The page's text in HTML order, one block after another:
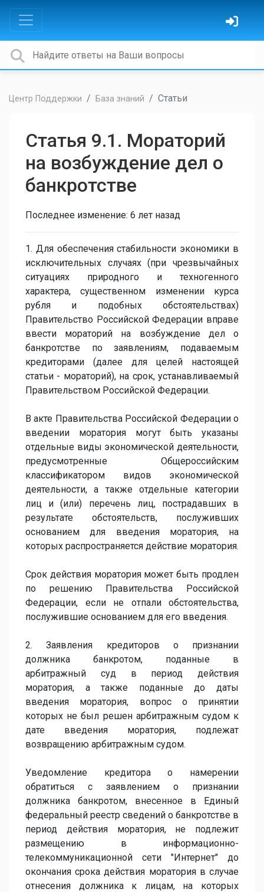
Центр Поддержки База знаний Статьи
Статья 9.1. Мораторий
на возбуждение дел о
банкротстве
Последнее изменение: 6 лет назад
1. Для обеспечения стабильности экономики в
исключительных случаях (при чрезвычайных
ситуациях природного и техногенного
характера, существенном изменении курса
рубля и подобных обстоятельствах)
Правительство Российской Федерации вправе
ввести мораторий на возбуждение дел о
банкротстве по заявлениям, подаваемым
кредиторами (далее для целей настоящей
статьи - мораторий), на срок, устанавливаемый
Правительством Российской Федерации.
В акте Правительства Российской Федерации о
введении моратория могут быть указаны
отдельные виды экономической деятельности,
предусмотренные Общероссийским
классификатором видов экономической
деятельности, а также отдельные категории
лиц и (или) перечень лиц, пострадавших в
результате обстоятельств, послуживших
основанием для введения моратория, на
которых распространяется действие моратория.
Срок действия моратория может быть продлен
по решению Правительства Российской
Федерации, если не отпали обстоятельства,
послужившие основанием для его введения.
2. Заявления кредиторов о признании
должника банкротом, поданные в
арбитражный суд в период действия
моратория, а также поданные до даты
введения моратория, вопрос о принятии
которых не был решен арбитражным судом к
дате введения моратория, подлежат
возвращению арбитражным судом.
Уведомление кредитора о намерении
обратиться с заявлением о признании
должника банкротом, внесенное в Единый
федеральный реестр сведений о банкротстве в
период действия моратория, не подлежит
размещению в информационно-
телекоммуникационной сети "Интернет" до
окончания срока действия моратория в случае
отнесения должника к лицам, на которых